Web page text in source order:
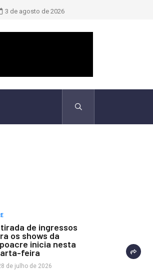
TCU identificou desvios de dinheiro
3 de agosto de 2026
de ingressos
os shows da
inicia nesta
feira
de julho de 2026